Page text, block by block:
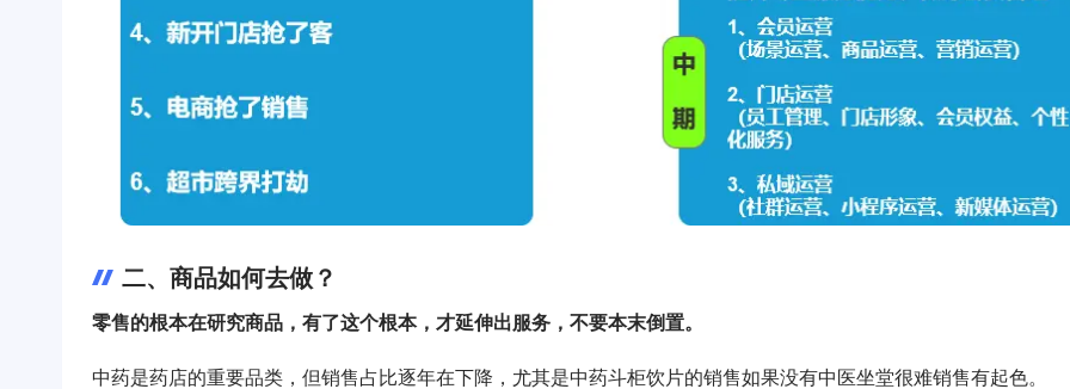
二、商品如何去做？
零售的根本在研究商品，有了这个根本，才延伸出服务，不要本末倒置。
中药是药店的重要品类，但销售占比逐年在下降，尤其是中药斗柜饮片的销售如果没有中医坐堂很难销售有起色。